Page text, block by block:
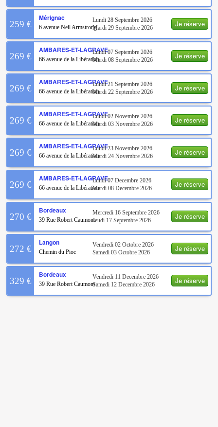
Je réserve
259 €
Mérignac
6 avenue Neil Armstrong
Lundi 28 Septembre 2026
Mardi 29 Septembre 2026
Je réserve
269 €
AMBARES-ET-LAGRAVE
66 avenue de la Libération
Lundi 07 Septembre 2026
Mardi 08 Septembre 2026
Je réserve
269 €
AMBARES-ET-LAGRAVE
66 avenue de la Libération
Lundi 21 Septembre 2026
Mardi 22 Septembre 2026
Je réserve
269 €
AMBARES-ET-LAGRAVE
66 avenue de la Libération
Lundi 02 Novembre 2026
Mardi 03 Novembre 2026
Je réserve
269 €
AMBARES-ET-LAGRAVE
66 avenue de la Libération
Lundi 23 Novembre 2026
Mardi 24 Novembre 2026
Je réserve
269 €
AMBARES-ET-LAGRAVE
66 avenue de la Libération
Lundi 07 Decembre 2026
Mardi 08 Decembre 2026
Je réserve
270 €
Bordeaux
39 Rue Robert Caumont
Mercredi 16 Septembre 2026
Jeudi 17 Septembre 2026
Je réserve
272 €
Langon
Chemin du Pioc
Vendredi 02 Octobre 2026
Samedi 03 Octobre 2026
Je réserve
329 €
Bordeaux
39 Rue Robert Caumont
Vendredi 11 Decembre 2026
Samedi 12 Decembre 2026